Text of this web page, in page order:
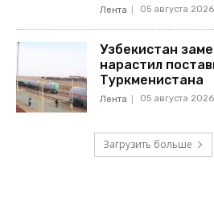
Лента 05 августа 2026
Узбекистан
нарастил
Туркменистана
Лента 05 августа 2026
Загрузить больше